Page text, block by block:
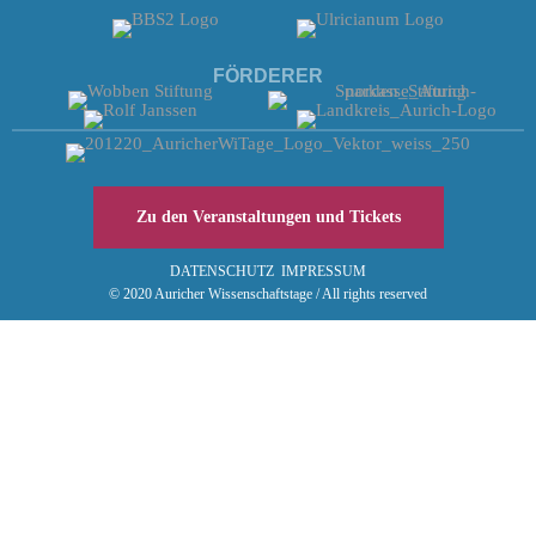
FÖRDERER
Zu den Veranstaltungen und Tickets
DATENSCHUTZ IMPRESSUM
© 2020 Auricher Wissenschaftstage / All rights reserved